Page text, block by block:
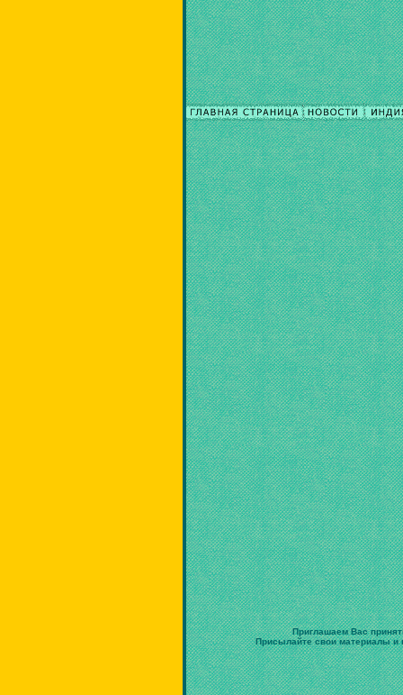
Приглашаем Вас
Присылайте свои материалы и